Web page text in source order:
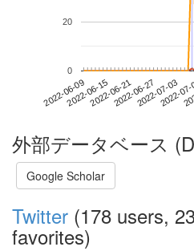
2022-06-092022-06-152022-06-212022-06-272022-07-03
2022-
0
20
外部データベース
Google Scholar
Twitter (178 users,
favorites)